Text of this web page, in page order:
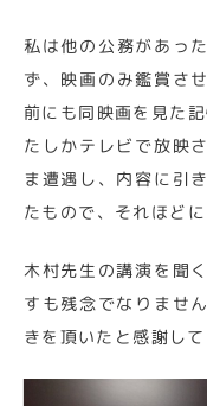
私は他の公務があっ
ず、映画のみ鑑賞さ
前にも同映画を見た
たしかテレビで放映
ま遭遇し、内容に引
たもので、それほど
木村先生の講演を聞
すも残念でなりませ
きを頂いたと感謝して